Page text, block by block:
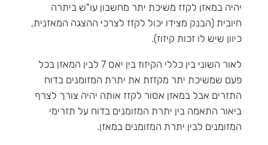
יהיה במאזן לקזז משיכת יתר מחשבון עו"ש ביתרה
חיובית (הבנק מצידו יכול לקזז לצרכי ההצגה המאזנית,
כיוון שיש לו זכות קיזוז).
לאור השוני בין כללי הקיזוז בין יאס 7 לבין המאזן בכל
פעם שמשיכת יתר מקזזת את יתרת המזומנים בדוח
התזרים אבל במאזן אסור לקזז אותה יהיה צורך לצרף
ביאור התאמה בין יתרת המזומנים בדוח על תזרימי
המזומנים לבין יתרת המזומנים במאזן.